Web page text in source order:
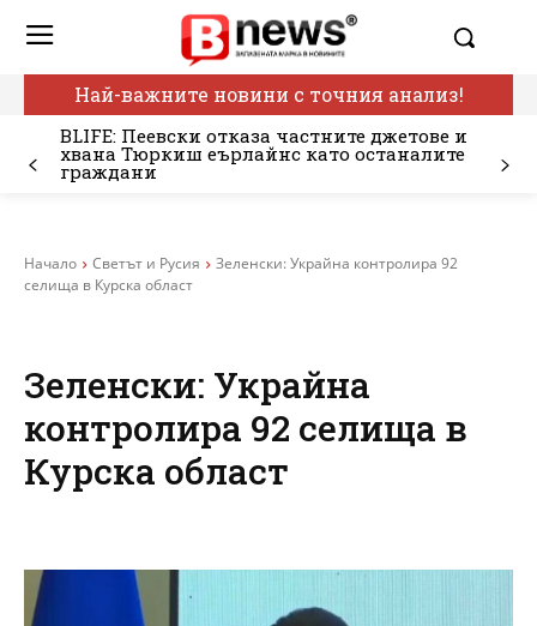
Най-важните новини с точния анализ!
BLIFE: Пеевски отказа частните джетове и
хвана Тюркиш еърлайнс като останалите
граждани
Начало Светът и Русия
Зеленски: Украйна контролира 92
селища в Курска област
Зеленски: Украйна
контролира 92 селища в
Курска област